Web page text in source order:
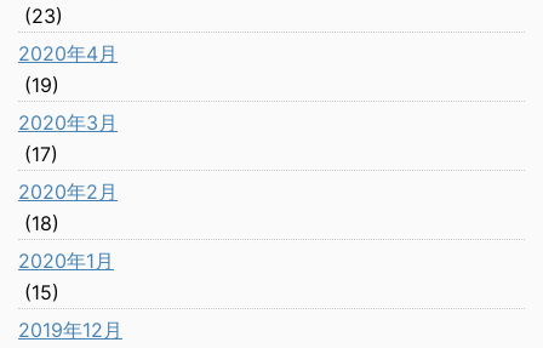
(23)
2020年4月
(19)
2020年3月
(17)
2020年2月
(18)
2020年1月
(15)
2019年12月